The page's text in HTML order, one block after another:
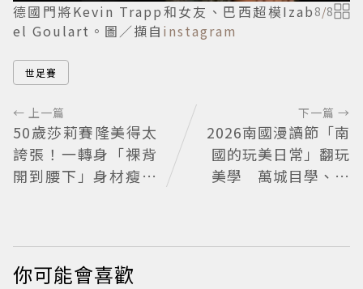
德國門將Kevin Trapp和女友、巴西超模Izab
el Goulart。圖／擷自 instagram
8/8
世足賽
← 上一篇
50歲莎莉賽隆美得太
誇張！一轉身「裸背
開到腰下」身材瘦到
下一篇 →
2026南國漫讀節「南
國的玩美日常」翻玩
美學 萬城目學、妹
你可能會喜歡